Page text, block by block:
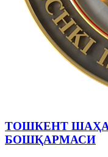
ТОШКЕНТ
БОШҚАРМАСИ